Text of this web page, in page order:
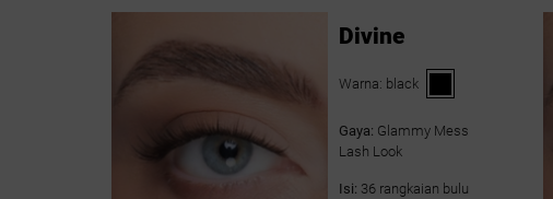
Divine
Warna: black
Gaya: Glammy Mess
Lash Look
Isi: 36 rangkaian bulu